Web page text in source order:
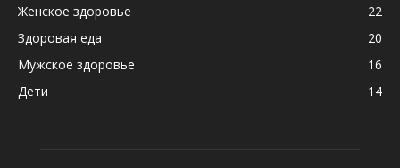
Женское здоровье
22
Здоровая еда
20
Мужское здоровье
16
Дети
14